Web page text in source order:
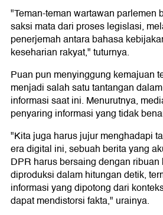
"Teman-teman wartawan parlemen
saksi mata dari proses legislasi,
penerjemah antara bahasa
keseharian rakyat," tuturnya.
Puan pun menyinggung kemajuan
menjadi salah satu tantangan
informasi saat ini. Menurutnya,
penyaring informasi yang tidak
"Kita juga harus jujur menghadapi
era digital ini, sebuah berita yang
DPR harus bersaing dengan ribuan
diproduksi dalam hitungan detik,
informasi yang dipotong dari
dapat mendistorsi fakta," urainya.